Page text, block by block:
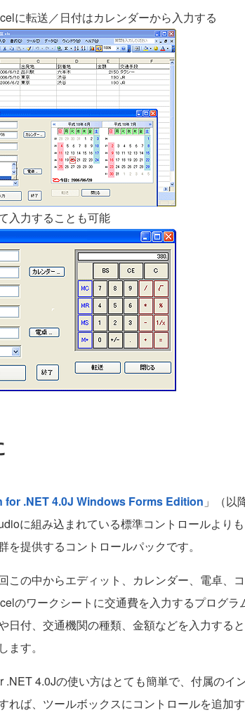
に転送／日付はカレンダーから入力する
入力することも可能
for .NET 4.0J Windows Forms Edition 」（以
に組み込まれている標準コントロールより
を提供するコントロールパックです。
この中からエディット、カレンダー、電卓、
のワークシートに交通費を入力するプログラ
日付、交通機関の種類、金額などを入力する
ます。
.NET 4.0Jの使い方はとても簡単で、付属のイ
れば、ツールボックスにコントロールを追加